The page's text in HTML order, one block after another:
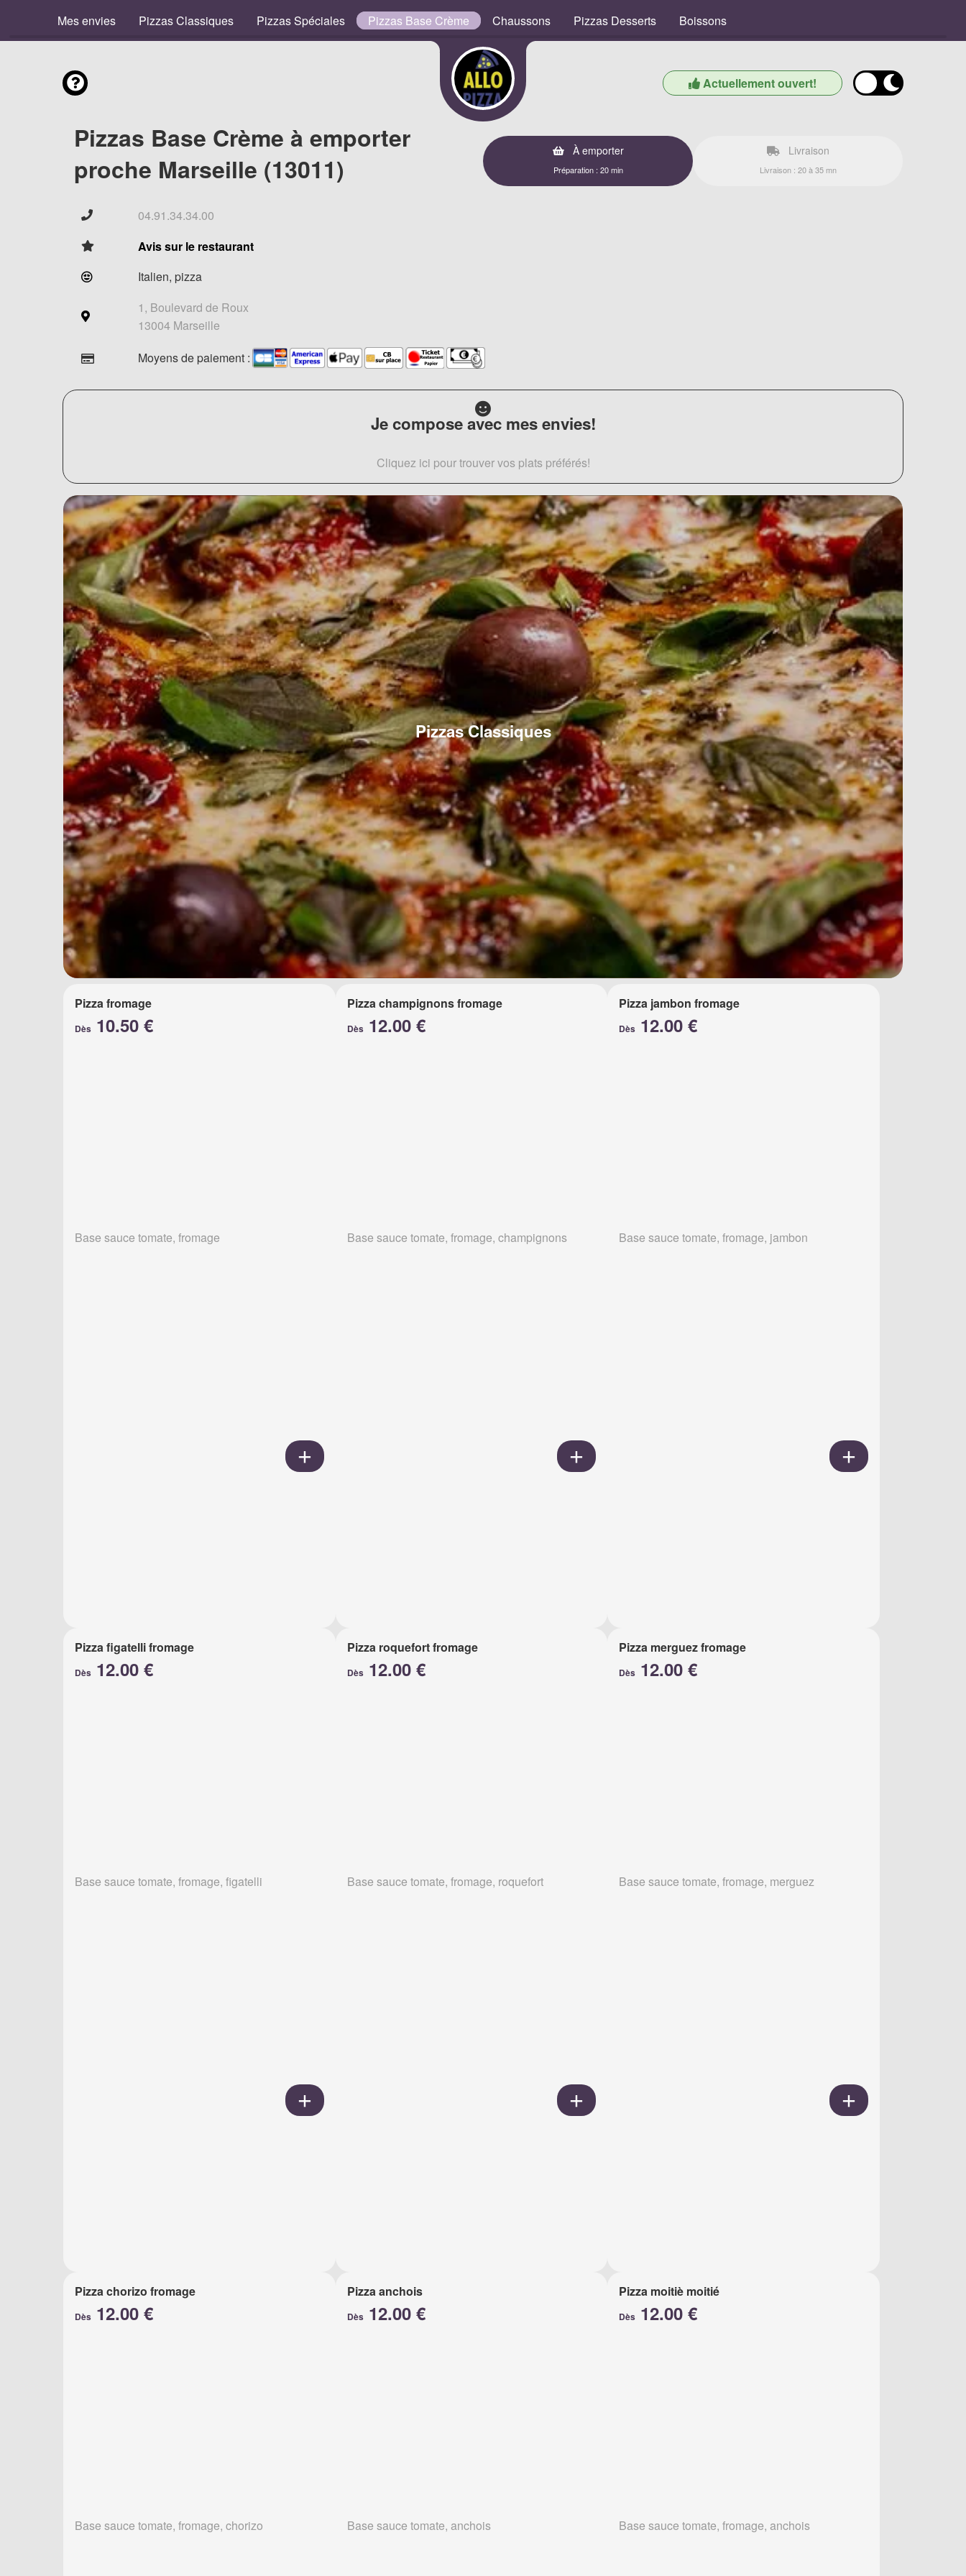
Mes envies Pizzas Classiques Pizzas Spéciales Pizzas Base Crème Chaussons Pizzas Desserts Boissons
Actuellement ouvert!
Pizzas Base Crème à emporter
proche Marseille (13011)
À emporter
Préparation : 20 min
Livraison
Livraison : 20 à 35 mn
04.91.34.34.00
Avis sur le restaurant
Italien, pizza
1, Boulevard de Roux
13004 Marseille
Moyens de paiement :
Je compose avec mes envies!
Cliquez ici pour trouver vos plats préférés!
Pizzas Classiques
Pizza fromage
Dès 10.50 €
Base sauce tomate, fromage
Pizza champignons fromage
Dès12.00 €
Base sauce tomate, fromage, champignons
Pizza jambon fromage
Dès 12.00 €
Base sauce tomate, fromage, jambon
Pizza figatelli fromage
Dès 12.00 €
Base sauce tomate, fromage, figatelli
Pizza roquefort fromage
Dès12.00 €
Base sauce tomate, fromage, roquefort
Pizza merguez fromage
Dès 12.00 €
Base sauce tomate, fromage, merguez
Pizza chorizo fromage
Dès 12.00 €
Base sauce tomate, fromage, chorizo
Pizza anchois
Dès12.00 €
Base sauce tomate, anchois
Pizza moitiè moitié
Dès 12.00 €
Base sauce tomate, fromage, anchois